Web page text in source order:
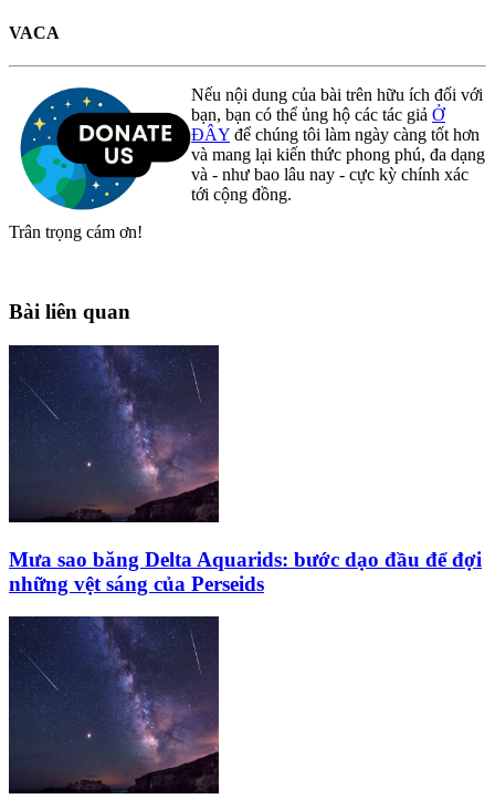
VACA
Nếu nội dung của bài trên hữu ích đối với
bạn, bạn có thể ủng hộ các tác giả Ở
ĐÂY để chúng tôi làm ngày càng tốt hơn
và mang lại kiến thức phong phú, đa dạng
và - như bao lâu nay - cực kỳ chính xác
tới cộng đồng.
Trân trọng cám ơn!
Bài liên quan
Mưa sao băng Delta Aquarids: bước dạo đầu để đợi
những vệt sáng của Perseids